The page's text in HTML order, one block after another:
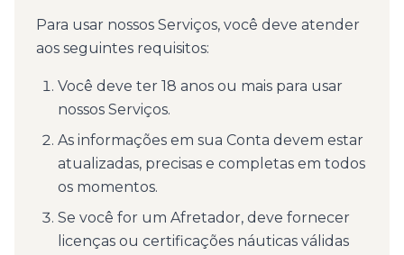
Para usar nossos Serviços, você deve atender
aos seguintes requisitos:
Você deve ter 18 anos ou mais para usar
nossos Serviços.
As informações em sua Conta devem estar
atualizadas, precisas e completas em todos
os momentos.
Se você for um Afretador, deve fornecer
licenças ou certificações náuticas válidas